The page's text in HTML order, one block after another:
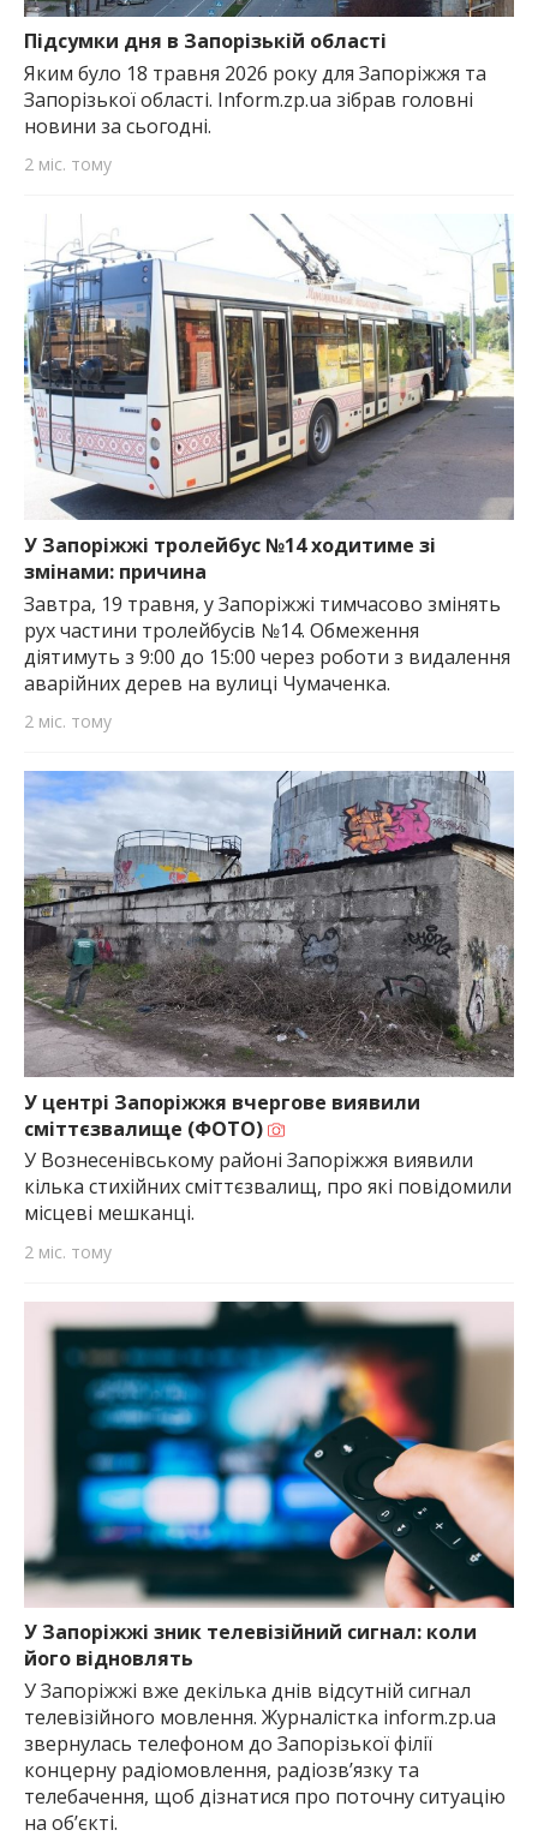
найважливішу інформацію про події
міста Запоріжжя та області.
Підсумки дня в Запорізькій області
Яким було 18 травня 2026 року для Запоріжжя та
Запорізької області. Inform.zp.ua зібрав головні
новини за сьогодні.
2 міс. тому
У Запоріжжі тролейбус №14 ходитиме зі
змінами: причина
Завтра, 19 травня, у Запоріжжі тимчасово змінять
рух частини тролейбусів №14. Обмеження
діятимуть з 9:00 до 15:00 через роботи з видалення
аварійних дерев на вулиці Чумаченка.
2 міс. тому
У центрі Запоріжжя вчергове виявили
сміттєзвалище (ФОТО)
У Вознесенівському районі Запоріжжя виявили
кілька стихійних сміттєзвалищ, про які повідомили
місцеві мешканці.
2 міс. тому
У Запоріжжі зник телевізійний сигнал: коли
його відновлять
У Запоріжжі вже декілька днів відсутній сигнал
телевізійного мовлення. Журналістка inform.zp.ua
звернулась телефоном до Запорізької філії
концерну радіомовлення, радіозв’язку та
телебачення, щоб дізнатися про поточну ситуацію
на об’єкті.